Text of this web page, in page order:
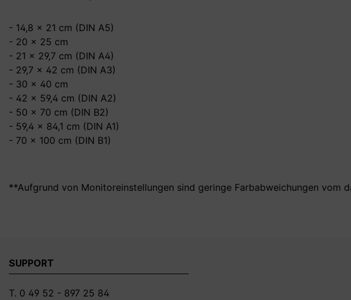
- 14,8 x 21 cm (DIN A5)
- 20 x 25 cm
- 21 x 29,7 cm (DIN A4)
- 29,7 x 42 cm (DIN A3)
- 30 x 40 cm
- 42 x 59,4 cm (DIN A2)
- 50 x 70 cm (DIN B2)
- 59,4 x 84,1 cm (DIN A1)
- 70 x 100 cm (DIN B1)
**Aufgrund von Monitoreinstellungen sind geringe Farbabweichungen vom
SUPPORT
T. 0 49 52 - 897 25 84